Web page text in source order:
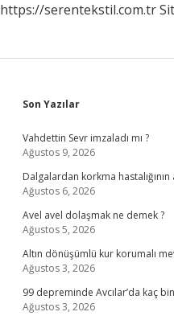
https://serentekstil.com.tr
Sidebar
Son Yazılar
Vahdettin Sevr imzaladı mı ?
Ağustos 9, 2026
Dalgalardan korkma hastalığının
Ağustos 6, 2026
Avel avel dolaşmak ne demek ?
Ağustos 5, 2026
Altın dönüşümlü kur korumalı
Ağustos 3, 2026
99 depreminde Avcılar’da kaç
Ağustos 3, 2026